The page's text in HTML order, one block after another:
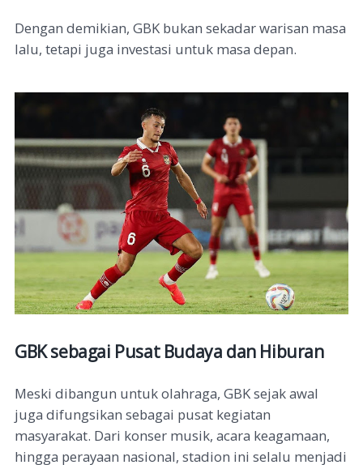
Dengan demikian, GBK bukan sekadar warisan masa
lalu, tetapi juga investasi untuk masa depan.
GBK sebagai Pusat Budaya dan Hiburan
Meski dibangun untuk olahraga, GBK sejak awal
juga difungsikan sebagai pusat kegiatan
masyarakat. Dari konser musik, acara keagamaan,
hingga perayaan nasional, stadion ini selalu menjadi